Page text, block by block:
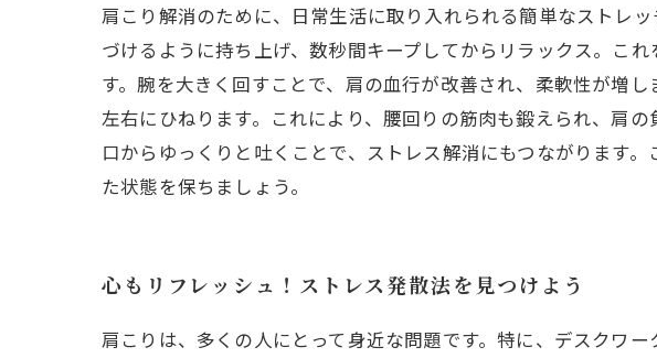
肩こり解消のために、日常生活に取り入れられる簡単なストレ
づけるように持ち上げ、数秒間キープしてからリラックス。こ
す。腕を大きく回すことで、肩の血行が改善され、柔軟性が増
左右にひねります。これにより、腰回りの筋肉も鍛えられ、肩
口からゆっくりと吐くことで、ストレス解消にもつながります
た状態を保ちましょう。
心もリフレッシュ！ストレス発散法を見つけよう
肩こりは、多くの人にとって身近な問題です。特に、デスクワ